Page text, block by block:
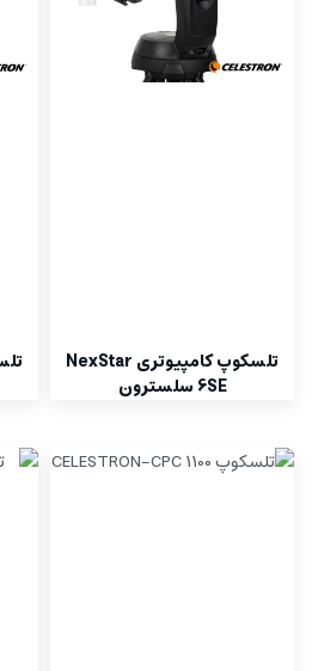
تلسکوپ کامپیوتری NexStar
6SE سلسترون